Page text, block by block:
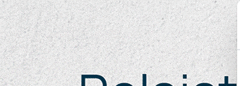
Sábado 8 deAgosto de 2026